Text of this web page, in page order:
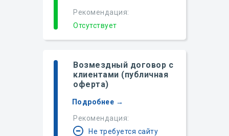
Рекомендация:
Отсутствует
Возмездный договор с
клиентами (публичная
оферта)
Рекомендация:
Не требуется сайту
Подробнее →